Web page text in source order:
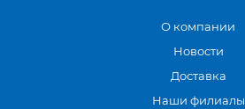
О компании
Новости
Доставка
Наши филиалы